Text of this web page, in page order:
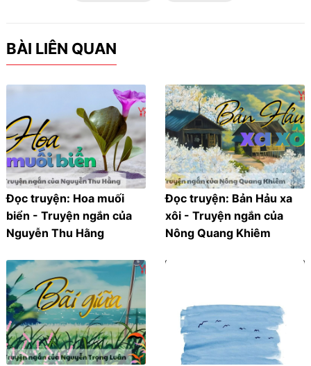
BÀI LIÊN QUAN
Đọc truyện: Hoa muối
biển - Truyện ngắn của
Nguyễn Thu Hằng
Đọc truyện: Bản Hảu xa
xôi - Truyện ngắn của
Nông Quang Khiêm